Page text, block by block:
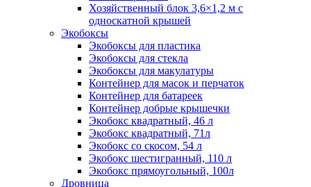
Хозяйственный блок 3,6×1,2 м с
односкатной крышей
Экобоксы
Экобоксы для пластика
Экобоксы для стекла
Экобоксы для макулатуры
Контейнер для масок и перчаток
Контейнер для батареек
Контейнер добрые крышечки
Экобокс квадратный, 46 л
Экобокс квадратный, 71л
Экобокс со скосом, 54 л
Экобокс шестигранный, 110 л
Экобокс прямоугольный, 100л
Дровница